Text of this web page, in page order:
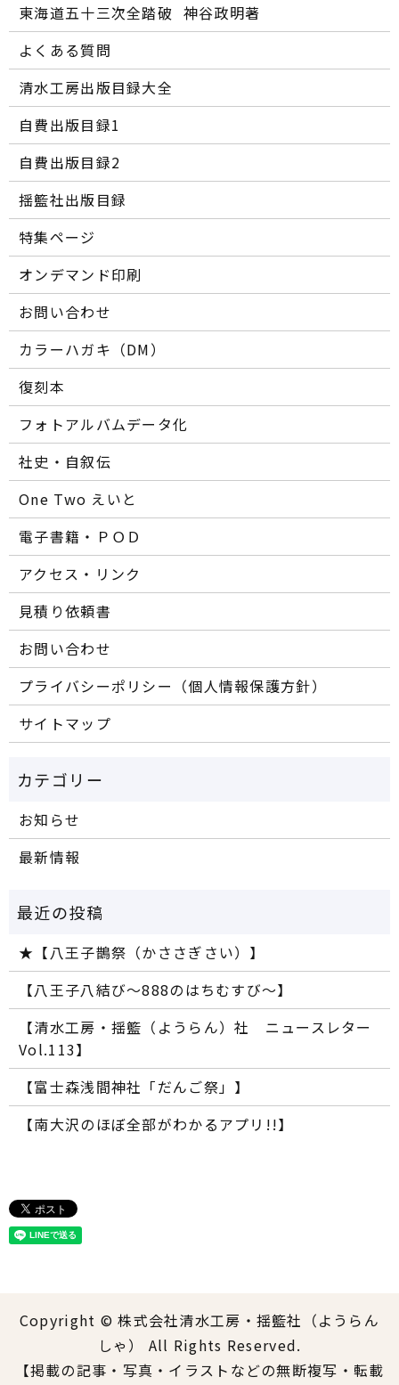
東海道五十三次全踏破 ―― 神谷政明著
よくある質問
清水工房出版目録大全
自費出版目録1
自費出版目録2
揺籃社出版目録
特集ページ
オンデマンド印刷
お問い合わせ
カラーハガキ（DM）
復刻本
フォトアルバムデータ化
社史・自叙伝
One Two えいと
電子書籍・ＰＯＤ
アクセス・リンク
見積り依頼書
お問い合わせ
プライバシーポリシー（個人情報保護方針）
サイトマップ
お知らせ
最新情報
★【八王子鵲祭（かささぎさい）】
【八王子八結び～888のはちむすび～】
【清水工房・揺籃（ようらん）社 ニュースレター
Vol.113】
【富士森浅間神社「だんご祭」】
【南大沢のほぼ全部がわかるアプリ!!】
Copyright © 株式会社清水工房・揺籃社（ようらん
しゃ） All Rights Reserved.
【掲載の記事・写真・イラストなどの無断複写・転載